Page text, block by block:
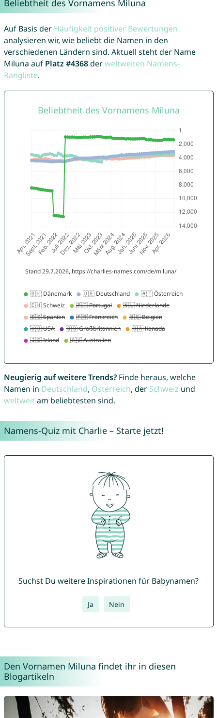
Beliebtheit des Vornamens Miluna
Auf Basis der Häufigkeit positiver Bewertungen
analysieren wir, wie beliebt die Namen in den
verschiedenen Ländern sind. Aktuell steht der Name
Miluna auf Platz #4368derweltweiten Namens-
Rangliste.
Neugierig auf weitere Trends?Finde heraus, welche
Namen in Deutschland, Österreich, der Schweiz und
weltweitam beliebtesten sind.
Namens-Quiz mit Charlie – Starte jetzt!
Suchst Du weitere Inspirationen für Babynamen?
Ja Nein
Den Vornamen Miluna findet ihr in diesen
Blogartikeln